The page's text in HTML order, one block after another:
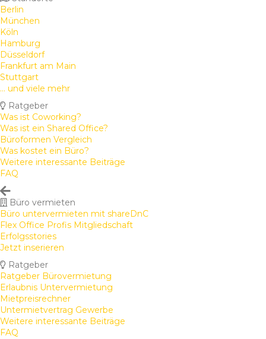
Berlin
München
Köln
Hamburg
Düsseldorf
Frankfurt am Main
Stuttgart
... und viele mehr
Ratgeber
Was ist Coworking?
Was ist ein Shared Office?
Büroformen Vergleich
Was kostet ein Büro?
Weitere interessante Beiträge
FAQ
Büro vermieten
Büro untervermieten mit shareDnC
Flex Office Profis Mitgliedschaft
Erfolgsstories
Jetzt inserieren
Ratgeber
Ratgeber Bürovermietung
Erlaubnis Untervermietung
Mietpreisrechner
Untermietvertrag Gewerbe
Weitere interessante Beiträge
FAQ